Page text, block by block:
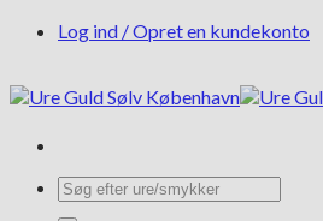
FortsætLog ind / Opret en kundekonto
Søg
efter: